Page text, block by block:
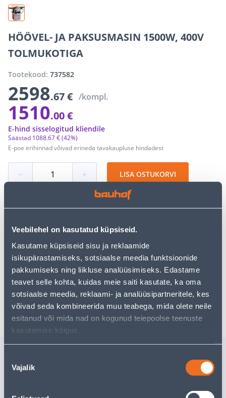
Veebilehel on kasutatud küpsiseid.
Kasutame küpsiseid sisu ja reklaamide
isikupärastamiseks, sotsiaalse meedia funktsioonide
pakkumiseks ning liikluse analüüsimiseks. Edastame
teavet selle kohta, kuidas meie saiti kasutate, ka oma
sotsiaalse meedia, reklaami- ja analüüsipartneritele, kes
võivad seda kombineerida muu teabega, mida olete neile
esitanud või mida nad on kogunud teiepoolse teenuste
kasutamise käigus.
valik
Vajalik
HÖÖVEL- JA PAKSUSMASIN 1500W, 400V
TOLMUKOTIGA
Tootekood: 737582
2598.67 € /kompl.
1510.00 €
E-poe erihinnad võivad erineda tavakaupluse hindadest
Säästad 1088.67 €(42%)
E-hind sisselogitud kliendile
− + LISA OSTUKORVI
Vaata saadavust
• 14-päevane tagastusõigus.
• HANKIJA LAOST TELLITAV TOODE
Eeldatav kojuvedu 15,99 € al. 20.08.2026